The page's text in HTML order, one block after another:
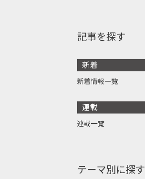
記事を探す
新着
新着情報一覧
連載
連載一覧
テーマ別に探す